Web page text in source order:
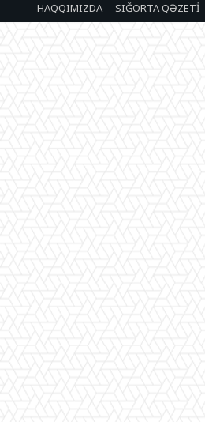
HAQQIMIZDA
SIĞORTA QƏZETİ